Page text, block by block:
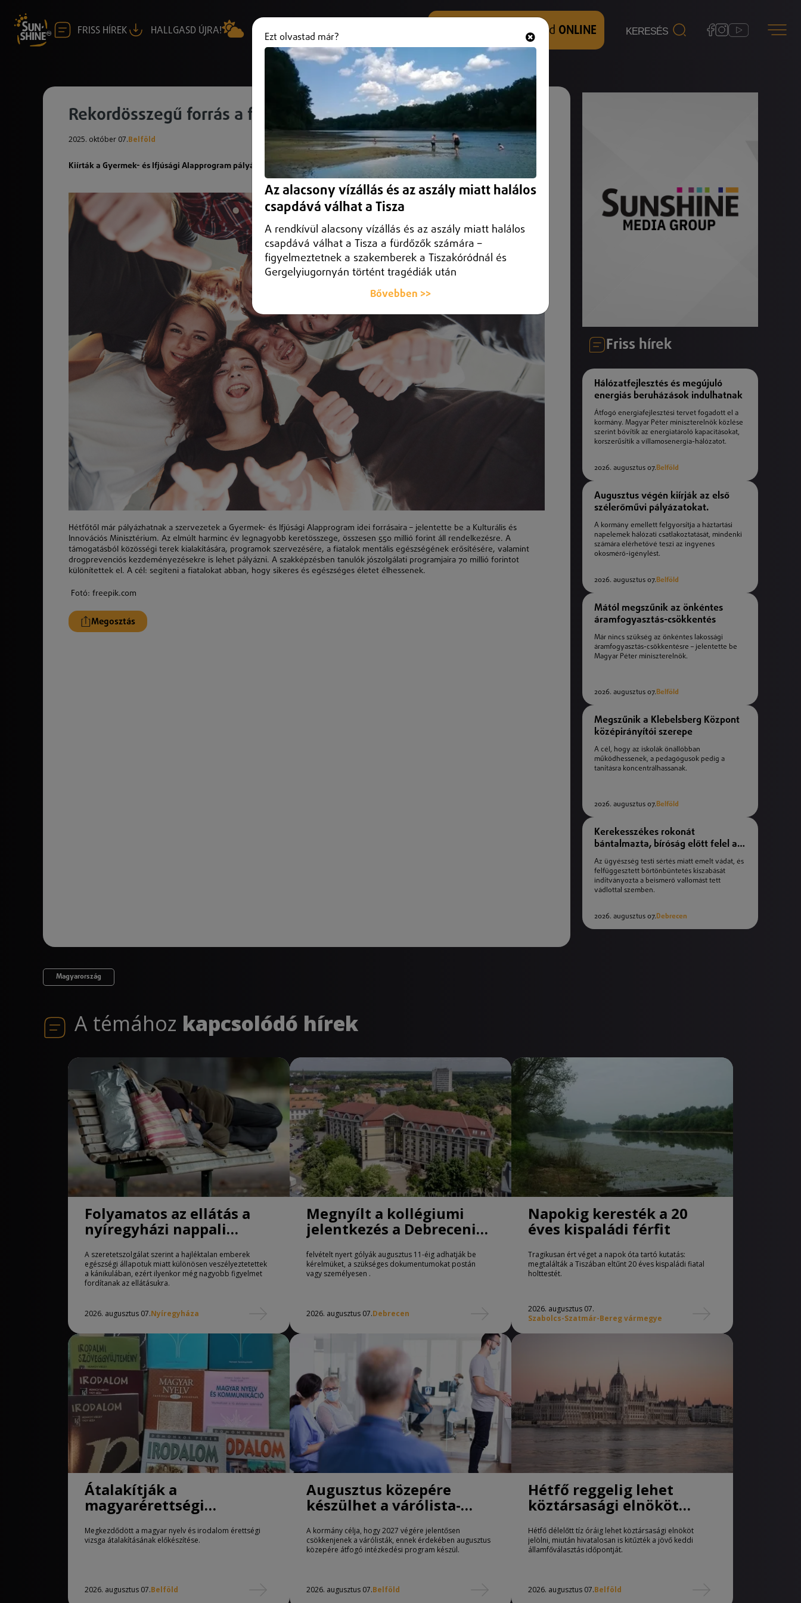
FRISS HÍREK HALLGASD ÚJRA! +36 (20) 316 3000 Hallgasd és nézd ONLINE
Rekordösszegű forrás a fiataloknak
2025. október 07.Belföld
Kiírták a Gyermek- és Ifjúsági Alapprogram pályázatait.
Hétfőtől már pályázhatnak a szervezetek a Gyermek- és Ifjúsági Alapprogram idei forrásaira – jelentette be a Kulturális és
Innovációs Minisztérium. Az elmúlt harminc év legnagyobb keretösszege, összesen 550 millió forint áll rendelkezésre. A
támogatásból közösségi terek kialakítására, programok szervezésére, a fiatalok mentális egészségének erősítésére, valamint
drogprevenciós kezdeményezésekre is lehet pályázni. A szakképzésben tanulók jószolgálati programjaira 70 millió forintot
különítettek el. A cél: segíteni a fiatalokat abban, hogy sikeres és egészséges életet élhessenek.
Fotó: freepik.com
Megosztás
Friss hírek
Hálózatfejlesztés és megújuló
energiás beruházások indulhatnak
Átfogó energiafejlesztési tervet fogadott el a
kormány. Magyar Péter miniszterelnök közlése
szerint bővítik az energiatároló kapacitásokat,
korszerűsítik a villamosenergia-hálózatot.
2026. augusztus 07.Belföld
Augusztus végén kiírják az első
szélerőművi pályázatokat.
A kormány emellett felgyorsítja a háztartási
napelemek hálózati csatlakoztatását, mindenki
számára elérhetővé teszi az ingyenes
okosmérő-igénylést.
2026. augusztus 07.Belföld
Mától megszűnik az önkéntes
áramfogyasztás-csökkentés
Már nincs szükség az önkéntes lakossági
áramfogyasztás-csökkentésre – jelentette be
Magyar Péter miniszterelnök.
2026. augusztus 07.Belföld
Megszűnik a Klebelsberg Központ
középirányítói szerepe
A cél, hogy az iskolák önállóbban
működhessenek, a pedagógusok pedig a
tanításra koncentrálhassanak.
2026. augusztus 07.Belföld
Kerekesszékes rokonát
bántalmazta, bíróság előtt felel a
férfi
Az ügyészség testi sértés miatt emelt vádat, és
felfüggesztett börtönbüntetés kiszabását
indítványozta a beismerő vallomást tett
vádlottal szemben.
2026. augusztus 07.Debrecen
Magyarország
A témához kapcsolódó hírek
Folyamatos az ellátás a
nyíregyházi nappali
melegedőben
A szeretetszolgálat szerint a hajléktalan emberek
egészségi állapotuk miatt különösen veszélyeztetettek
a kánikulában, ezért ilyenkor még nagyobb figyelmet
fordítanak az ellátásukra.
2026. augusztus 07.Nyíregyháza
Megnyílt a kollégiumi
jelentkezés a Debreceni
Egyetemen
felvételt nyert gólyák augusztus 11-éig adhatják be
kérelmüket, a szükséges dokumentumokat postán
vagy személyesen .
2026. augusztus 07.Debrecen
Napokig keresték a 20
éves kispaládi férfit
Tragikusan ért véget a napok óta tartó kutatás:
megtalálták a Tiszában eltűnt 20 éves kispaládi fiatal
holttestét.
2026. augusztus 07.
Szabolcs-Szatmár-Bereg vármegye
Átalakítják a
magyarérettségi
követelményeit
Megkezdődött a magyar nyelv és irodalom érettségi
vizsga átalakításának előkészítése.
2026. augusztus 07.Belföld
Augusztus közepére
készülhet a várólista-
A kormány célja, hogy 2027 végére jelentősen
csökkenjenek a várólisták, ennek érdekében augusztus
közepére átfogó intézkedési program készül.
2026. augusztus 07.Belföld
Hétfő reggelig lehet
köztársasági elnököt
Hétfő délelőtt tíz óráig lehet köztársasági elnököt
jelölni, miután hivatalosan is kitűzték a jövő keddi
államfőválasztás időpontját.
2026. augusztus 07.Belföld
Ezt olvastad már?
Az alacsony vízállás és az aszály miatt halálos
csapdává válhat a Tisza
A rendkívül alacsony vízállás és az aszály miatt halálos
csapdává válhat a Tisza a fürdőzők számára –
figyelmeztetnek a szakemberek a Tiszakóródnál és
Gergelyiugornyán történt tragédiák után
Bővebben >>